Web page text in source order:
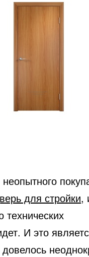
для стройки,
И это